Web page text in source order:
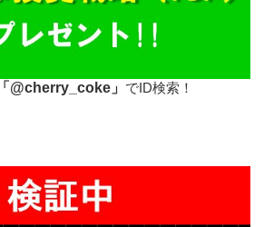
「@cherry_coke」 でID検索！